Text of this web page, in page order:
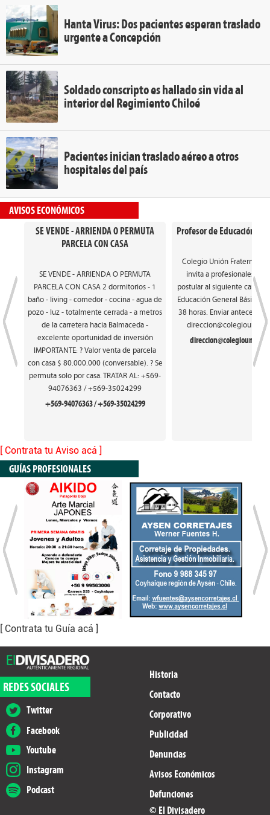
Hanta Virus: Dos pacientes esperan traslado
urgente a Concepción
Soldado conscripto es hallado sin vida al
interior del Regimiento Chiloé
Pacientes inician traslado aéreo a otros
hospitales del país
AVISOS ECONÓMICOS
SE VENDE - ARRIENDA O PERMUTA
PARCELA CON CASA
SE VENDE - ARRIENDA O PERMUTA
PARCELA CON CASA 2 dormitorios - 1
baño - living - comedor - cocina - agua de
pozo - luz - totalmente cerrada - a metros
de la carretera hacia Balmaceda -
excelente oportunidad de inversión
IMPORTANTE: ? Valor venta de parcela
con casa $ 80.000.000 (conversable). ? Se
permuta solo por casa. TRATAR AL: +569-
94076363 / +569-35024299
+569-94076363 / +569-35024299
Profesor de Educación
Colegio Unión Fraterna de
invita a profesionales
postular al siguiente cargo:
Educación General Básica.
38 horas. Enviar
[ Contrata tu Aviso acá ]
GUÍAS PROFESIONALES
[ Contrata tu Guía acá ]
REDES SOCIALES
Twitter
Facebook
Youtube
Instagram
Podcast
Historia
Contacto
Corporativo
Publicidad
Denuncias
Avisos Económicos
Defunciones
© El Divisadero